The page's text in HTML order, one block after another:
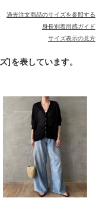
過去注文商品のサイズを参照する
身長別着用感ガイド
サイズ表示の見方
を表しています。